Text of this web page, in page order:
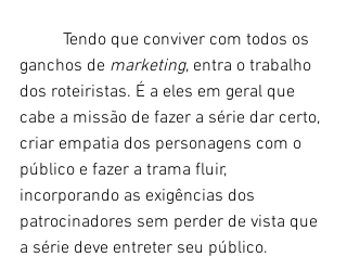
ganchos de marketing, entra o trabalho
dos roteiristas. É a eles em geral que
cabe a missão de fazer a série dar certo,
criar empatia dos personagens com o
público e fazer a trama fluir,
incorporando as exigências dos
patrocinadores sem perder de vista que
a série deve entreter seu público.